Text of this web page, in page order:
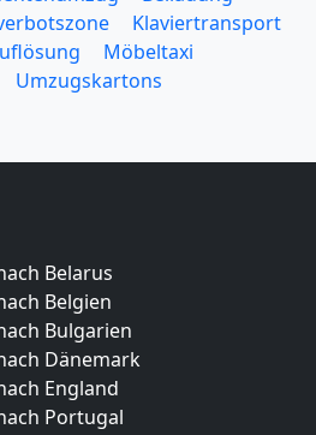
Klaviertransport
Möbeltaxi
Umzugskartons
Belarus
Belgien
Bulgarien
Dänemark
England
Portugal